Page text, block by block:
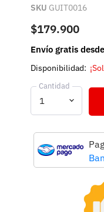
SKU GUIT0016
$179.900
Envío gratis
Disponibilidad:
Cantidad